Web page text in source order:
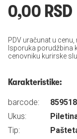
0,00 RSD
PDV uračunat u
Isporuka porudžbina
cenovniku kurirske
Karakteristike:
barcode:
Ukus:
Tip: